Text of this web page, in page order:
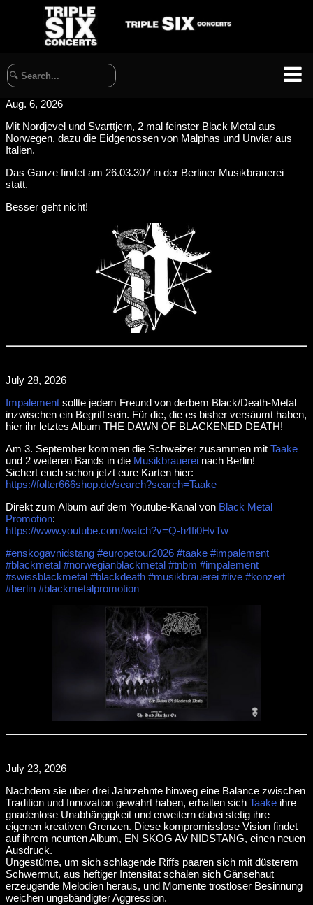
Aug. 6, 2026
Mit Nordjevel und Svarttjern, 2 mal feinster Black Metal aus
Norwegen, dazu die Eidgenossen von Malphas und Unviar aus
Italien.
Das Ganze findet am 26.03.307 in der Berliner Musikbrauerei
statt.
Besser geht nicht!
July 28, 2026
Impalement sollte jedem Freund von derbem Black/Death-Metal
inzwischen ein Begriff sein. Für die, die es bisher versäumt haben,
hier ihr letztes Album THE DAWN OF BLACKENED DEATH!
Am 3. September kommen die Schweizer zusammen mit Taake
und 2 weiteren Bands in die Musikbrauerei nach Berlin!
Sichert euch schon jetzt eure Karten hier:
https://folter666shop.de/search?search=Taake
Direkt zum Album auf dem Youtube-Kanal von Black Metal
Promotion:
https://www.youtube.com/watch?v=Q-h4fi0HvTw
#enskogavnidstang #europetour2026 #taake #impalement
#blackmetal #norwegianblackmetal #tnbm #impalement
#swissblackmetal #blackdeath #musikbrauerei #live #konzert
#berlin #blackmetalpromotion
July 23, 2026
Nachdem sie über drei Jahrzehnte hinweg eine Balance zwischen
Tradition und Innovation gewahrt haben, erhalten sich Taake ihre
gnadenlose Unabhängigkeit und erweitern dabei stetig ihre
eigenen kreativen Grenzen. Diese kompromisslose Vision findet
auf ihrem neunten Album, EN SKOG AV NIDSTANG, einen neuen
Ausdruck.
Ungestüme, um sich schlagende Riffs paaren sich mit düsterem
Schwermut, aus heftiger Intensität schälen sich Gänsehaut
erzeugende Melodien heraus, und Momente trostloser Besinnung
weichen ungebändigter Aggression.